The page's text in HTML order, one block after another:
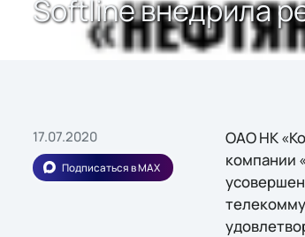
Softline внедрила
17.07.2020
Подписаться в MAX
ОАО НК
компании